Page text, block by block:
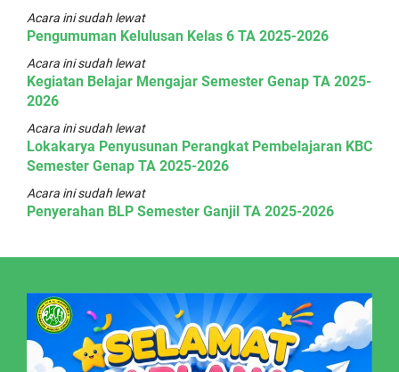
Acara ini sudah lewat
Pengumuman Kelulusan Kelas 6 TA 2025-2026
Acara ini sudah lewat
Kegiatan Belajar Mengajar Semester Genap TA 2025-
2026
Acara ini sudah lewat
Lokakarya Penyusunan Perangkat Pembelajaran KBC
Semester Genap TA 2025-2026
Acara ini sudah lewat
Penyerahan BLP Semester Ganjil TA 2025-2026